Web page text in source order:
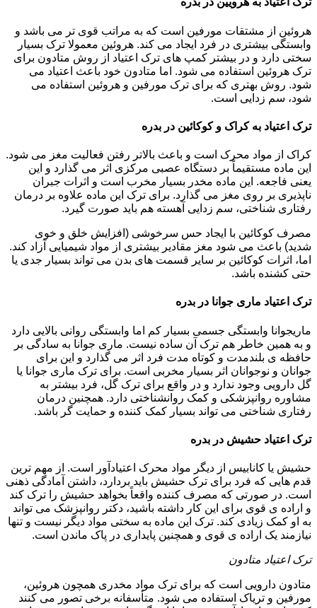
هروئین از مشتقات مورفین است که به مراتب قوی تر می باشد و
وابستگی بیشتری در فرد ایجاد می کند. هروئین معمولا ترک بسیار
سختی دارد و در بیشتر کمپ های ترک اعتیاد از روش متادون برای
ترک هروئین استفاده می شود. اما متادون خود باعث اعتیاد می
شود. روش بهتری که برای ترک مورفین و هروئین استفاده می
شود، سم زدایی است.
ترک اعتیاد به کراک و کوکائین در بدره
کراک از مواد محرک است و باعث بالاتر رفتن فعالیت مغز می شود.
این ماده مستقیماً بر دستگاه عصبی مرکزی اثر می گذارد و این
یعنی فاجعه. این ماده مخدر بسیار مخرب است و اثرات جبران
ناپذیری بر روی مغز می گذارد. برای ترک این ماده علاوه بر درمان
رفتاری شناختی، سم زدایی آهسته هم باید صورت گیرد.
مصرف کوکائین با ایجاد حس سرخوشی (افزایش خلق و خوی
شدید) باعث می شود مغز مقادیر بیشتری از مواد شیمیایی آزاد کند.
اما، اثرات کوکائین بر سایر قسمت های بدن می تواند بسیار جدی یا
حتی کشنده باشد.
ترک اعتیاد ماری جوانا در بدره
ماریجوانا وابستگی جسمی بسیار کم اما وابستگی روانی بالایی دارد
و به همین خاطر هم ترک آن ساده نیست. ماری جوانا به سادگی بر
حافظه ی بلندمدت و کوتاه مدت فرد اثر می گذارد و این برای
جوانان و نوجوانان اثر بسیار مخربی است. برای ترک ماری جوانا یا
گل دارویی وجود ندارد و در واقع برای ترک گل، فرد بیشتر به
مشاوره روانپزشکی و کمک روانشناختی دارد. همچنین درمان
رفتاری شناختی می تواند بسیار کمک کننده و حمایت گر باشد.
ترک اعتیاد حشیش در بدره
حشیش یا کانابیس از دیگر مواد محرک اعتیادآور است. از مهم ترین
قدم هایی که فرد برای ترک حشیش باید بردارد، داشتن آمادگی ذهنی
است. در صورتی که مصرف کننده واقعاً بخواهد حشیش را ترک کند
و اراده ی قوی برای این کار داشته باشید، دکتر روانپزشک می تواند
به او کمک زیادی کند. ترک این ماده به سختی مواد دیگر نیست و تنها
نیازمند یک اراده ی قوی و همچنین پایداری در پاک ماندن است.
ترک اعتیاد متادون
متادون دارویی است که برای ترک مواد مخدری همچون هروئین،
مورفین و تریاک استفاده می شود. متأسفانه برخی تصور می کنند